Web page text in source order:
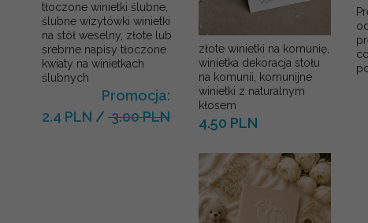
tłoczone winietki ślubne,
ślubne wizytówki winietki
na stół weselny, złote lub
srebrne napisy tłoczone
kwiaty na winietkach
ślubnych
Promocja:
2.4 PLN / 3.00 PLN
złote winietki na komunię,
winietka dekoracja stołu
na komunii, komunijne
winietki z naturalnym
kłosem
4.50 PLN